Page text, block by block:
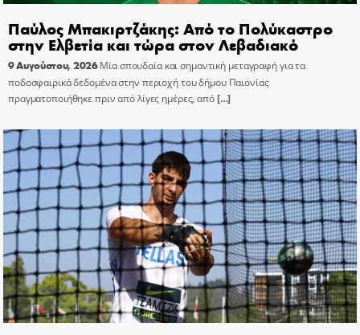
Παύλος Μπακιρτζάκης: Από το Πολύκαστρο
στην Ελβετία και τώρα στον Λεβαδιακό
9 Αυγούστου, 2026 Μία σπουδαία και σημαντική μεταγραφή για τα
ποδοσφαιρικά δεδομένα στην περιοχή του δήμου Παιονίας
πραγματοποιήθηκε πριν από λίγες ημέρες, από[…]